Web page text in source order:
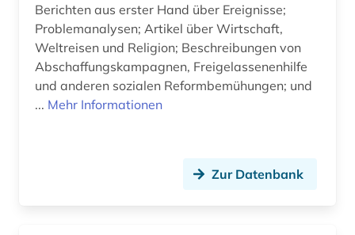
epik (1)
eponym (1)
ethnologie (1)
etudes africaines (2)
Berichten aus erster Hand über Ereignisse;
Problemanalysen; Artikel über Wirtschaft,
Weltreisen und Religion; Beschreibungen von
Abschaffungskampagnen, Freigelassenenhilfe
und anderen sozialen Reformbemühungen; und
... Mehr Informationen
Zur Datenbank